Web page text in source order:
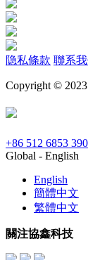
隐私條款 聯系
Copyright ©
+86 512 6853
Global - English
English
簡體中文
繁體中文
關注協鑫科技